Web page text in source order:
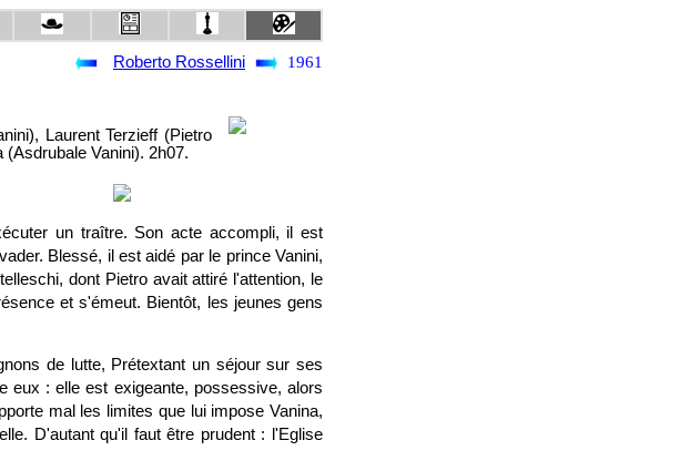
Roberto Rossellini 1961
Laurent Terzieff (Pietro
Vanini). 2h07.
un traître. Son acte accompli, il est
Blessé, il est aidé par le prince Vanini,
dont Pietro avait attiré l'attention, le
et s'émeut. Bientôt, les jeunes gens
de lutte, Prétextant un séjour sur ses
eux : elle est exigeante, possessive, alors
mal les limites que lui impose Vanina,
D'autant qu'il faut être prudent : l'Eglise